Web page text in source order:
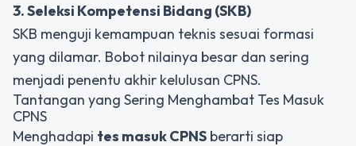
3. Seleksi Kompetensi Bidang (SKB)
SKB menguji kemampuan teknis sesuai formasi
yang dilamar. Bobot nilainya besar dan sering
menjadi penentu akhir kelulusan CPNS.
Tantangan yang Sering Menghambat Tes Masuk
CPNS
Menghadapi tes masuk CPNS berarti siap